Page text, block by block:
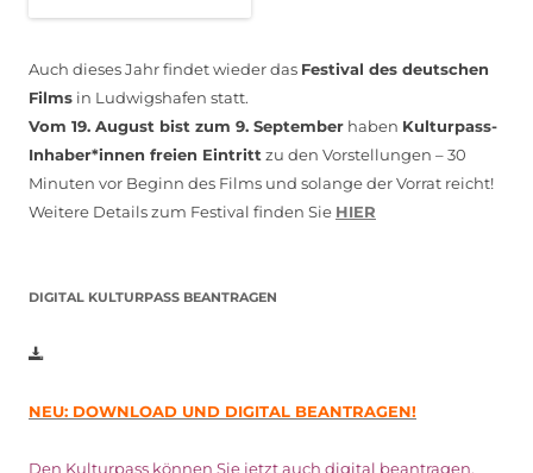
Auch dieses Jahr findet wieder das Festival des deutschen
Films in Ludwigshafen statt.
Vom 19. August bist zum 9. September haben Kulturpass-
Inhaber*innen freien Eintritt zu den Vorstellungen – 30
Minuten vor Beginn des Films und solange der Vorrat reicht!
Weitere Details zum Festival finden Sie HIER
DIGITAL KULTURPASS BEANTRAGEN
NEU: DOWNLOAD UND DIGITAL BEANTRAGEN!
Den Kulturpass können Sie jetzt auch digital beantragen.